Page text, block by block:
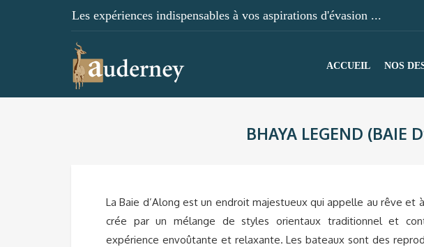
Les expériences indispensables à vos aspirations d'évasion ...
ACCUEIL NOS
BHAYA LEGEND (BAIE
La Baie d’Along est un endroit majestueux qui appelle au rêve et
crée par un mélange de styles orientaux traditionnel et
expérience envoûtante et relaxante. Les bateaux sont des